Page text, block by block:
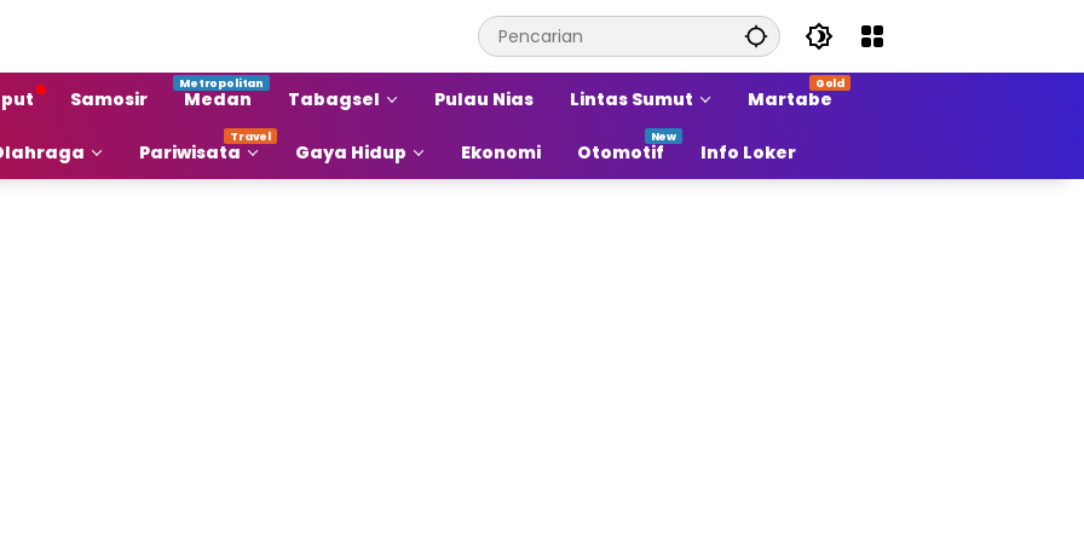
Samosir Medan Tabagsel Pulau Nias Lintas Sumut Martabe
Pariwisata Gaya Hidup Ekonomi Otomotif Info Loker